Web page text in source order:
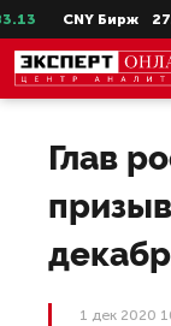
CNY Бирж 27.59
Глав
1 дек 2020